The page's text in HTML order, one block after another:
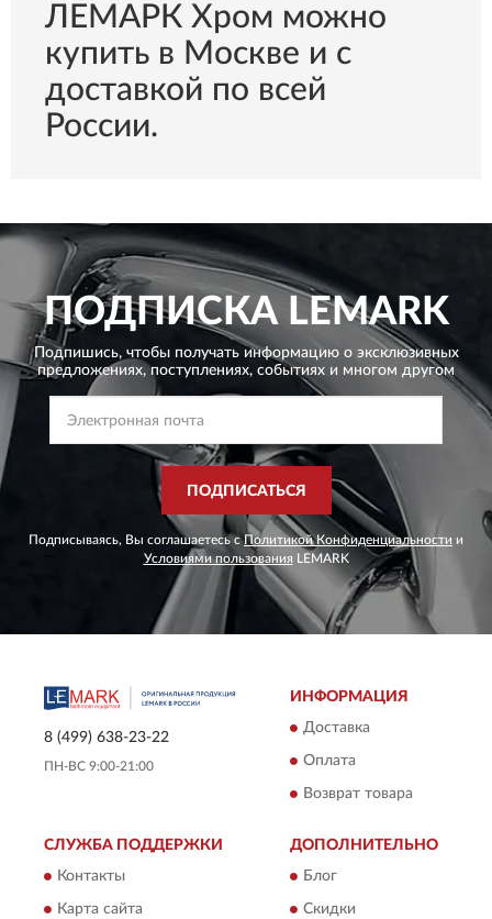
ЛЕМАРК Хром можно
купить в Москве и с
доставкой по всей
России.
ПОДПИСКАLEMARK
Подпишись, чтобы получать информацию о эксклюзивных
предложениях, поступлениях, событиях и многом другом
ПОДПИСАТЬСЯ
Подписываясь, Вы соглашаетесь сПолитикой Конфиденциальности и
Условиями пользования LEMARK
8 (499) 638-23-22
ПН-ВС 9:00-21:00
ИНФОРМАЦИЯ
Доставка
Оплата
Возврат товара
СЛУЖБА ПОДДЕРЖКИ
Контакты
Карта сайта
ДОПОЛНИТЕЛЬНО
Блог
Скидки